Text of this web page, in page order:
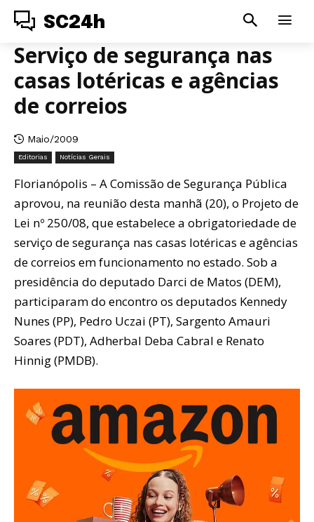
SC24h
Serviço de segurança nas
casas lotéricas e agências
de correios
Maio/2009
Editorias Notícias Gerais
Florianópolis – A Comissão de Segurança Pública
aprovou, na reunião desta manhã (20), o Projeto de
Lei nº 250/08, que estabelece a obrigatoriedade de
serviço de segurança nas casas lotéricas e agências
de correios em funcionamento no estado. Sob a
presidência do deputado Darci de Matos (DEM),
participaram do encontro os deputados Kennedy
Nunes (PP), Pedro Uczai (PT), Sargento Amauri
Soares (PDT), Adherbal Deba Cabral e Renato
Hinnig (PMDB).